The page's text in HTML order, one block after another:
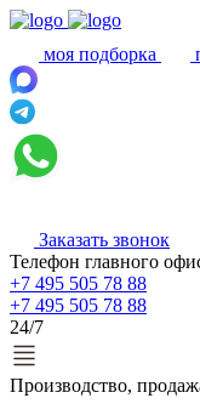
моя подборка
Заказать звонок
Телефон главного
+7 495 505 78 88
+7 495 505 78 88
24/7
Производство,